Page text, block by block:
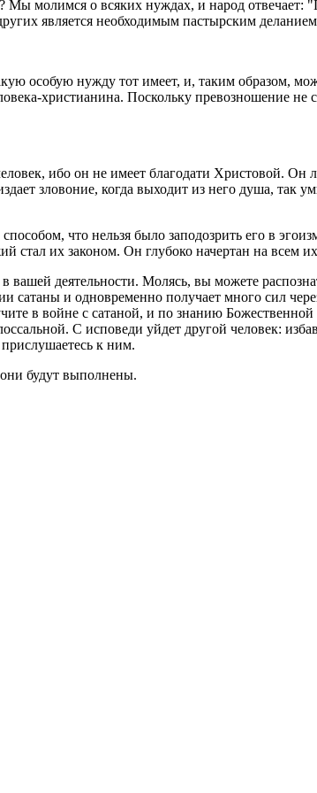
мо­лим­ся о вся­ких нуж­дах, и народ
яв­ля­ет­ся необ­хо­ди­мым пас­тыр­ским
осо­бую нужду тот имеет, и, таким об­ра­зом,
хри­сти­а­ни­на. По­сколь­ку пре­воз­но­ше­ние
ибо он не имеет бла­го­да­ти Хри­сто­вой.
зло­во­ние, когда вы­хо­дит из него душа, так
что нель­зя было за­по­до­зрить его в
стал их за­ко­ном. Он глу­бо­ко на­чер­тан на всем
де­я­тель­но­сти. Мо­лясь, вы мо­же­те
са­та­ны и од­но­вре­мен­но по­лу­ча­ет много сил
в войне с са­та­ной, и по зна­нию
С ис­по­ве­ди уйдет дру­гой че­ло­век:
к ним.
будут вы­пол­не­ны.